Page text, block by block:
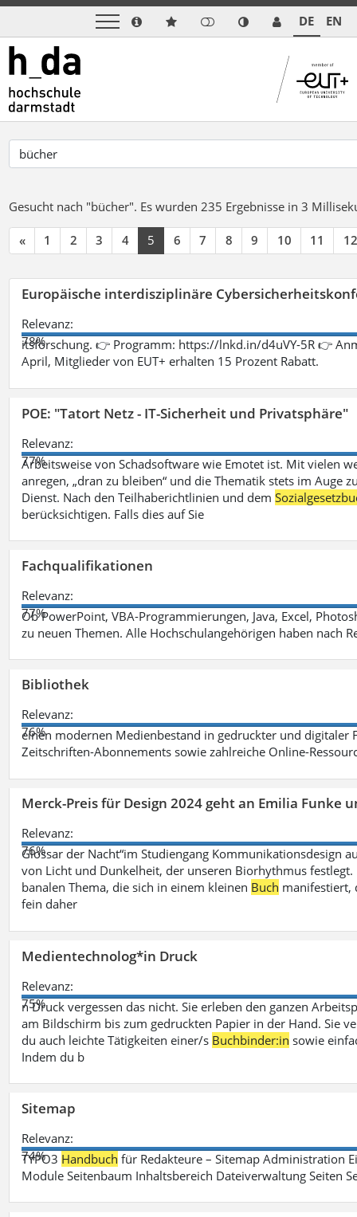
DE EN
Gesucht nach "bücher". Es wurden 235 Ergebnisse in 3
« 1 2 3 4 5 6 7 8 9 10 11 12
Europäische interdisziplinäre
Relevanz:
78%
itsforschung. 👉 Programm: https://lnkd.in/d4uVY-5R 👉
April, Mitglieder von EUT+ erhalten 15 Prozent Rabatt.
POE: "Tatort Netz - IT-Sicherheit und Privatsphäre"
Relevanz:
77%
Arbeitsweise von Schadsoftware wie Emotet ist. Mit vielen
anregen, „dran zu bleiben“ und die Thematik stets im
Dienst. Nach den Teilhaberichtlinien und dem
berücksichtigen. Falls dies auf Sie
Fachqualifikationen
Relevanz:
77%
Ob PowerPoint, VBA-Programmierungen, Java, Excel,
zu neuen Themen. Alle Hochschulangehörigen haben nach
Bibliothek
Relevanz:
76%
einen modernen Medienbestand in gedruckter und
Zeitschriften-Abonnements sowie zahlreiche Online-
Merck-Preis für Design 2024 geht an Emilia Funke
Relevanz:
76%
Glossar der Nacht“im Studiengang Kommunikationsdesign
von Licht und Dunkelheit, der unseren Biorhythmus
banalen Thema, die sich in einem kleinen Buch manifestiert,
fein daher
Medientechnolog*in Druck
Relevanz:
75%
n Druck vergessen das nicht. Sie erleben den ganzen
am Bildschirm bis zum gedruckten Papier in der Hand. Sie
du auch leichte Tätigkeiten einer/s Buchbinder:in sowie
Indem du b
Sitemap
Relevanz:
74%
TYPO3 Handbuch für Redakteure – Sitemap Administration
Module Seitenbaum Inhaltsbereich Dateiverwaltung Seiten